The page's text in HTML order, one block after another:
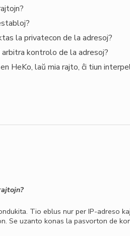
la privatecon de la adresoj?
kontrolo de la adresoj?
HeKo, laŭ mia rajto, ĉi tiun
Tio eblus nur per IP-adreso
Se uzanto konas la pasvorton de